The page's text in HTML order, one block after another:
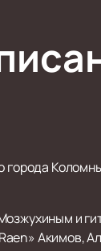
и
Акимов,